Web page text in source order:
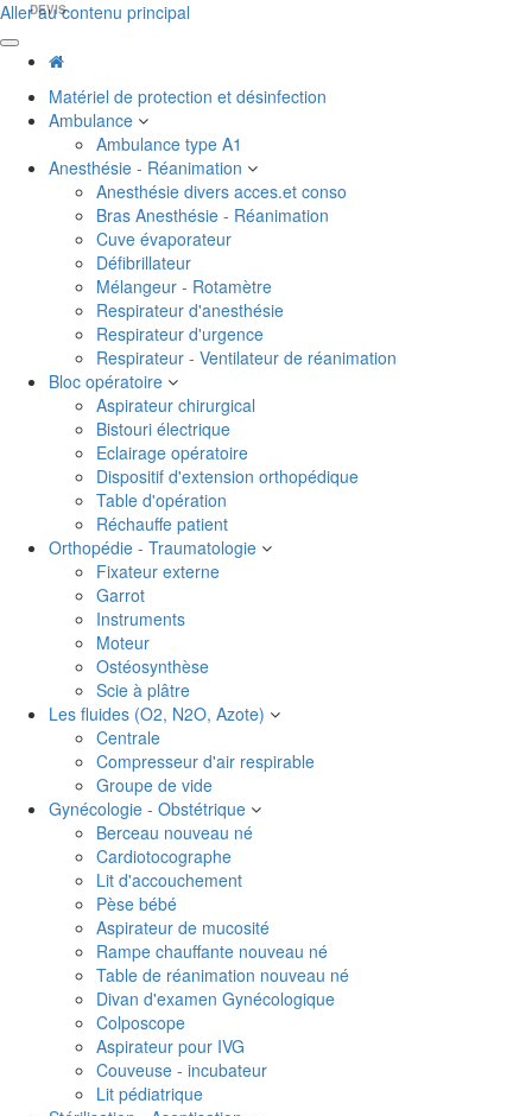
Aller au contenu principal
Matériel de protection et désinfection
Ambulance
Ambulance type A1
Anesthésie - Réanimation
Anesthésie divers acces.et conso
Bras Anesthésie - Réanimation
Cuve évaporateur
Défibrillateur
Mélangeur - Rotamètre
Respirateur d'anesthésie
Respirateur d'urgence
Respirateur - Ventilateur de réanimation
Bloc opératoire
Aspirateur chirurgical
Bistouri électrique
Eclairage opératoire
Dispositif d'extension orthopédique
Table d'opération
Réchauffe patient
Orthopédie - Traumatologie
Fixateur externe
Garrot
Instruments
Moteur
Ostéosynthèse
Scie à plâtre
Les fluides (O2, N2O, Azote)
Centrale
Compresseur d'air respirable
Groupe de vide
Gynécologie - Obstétrique
Berceau nouveau né
Cardiotocographe
Lit d'accouchement
Pèse bébé
Aspirateur de mucosité
Rampe chauffante nouveau né
Table de réanimation nouveau né
Divan d'examen Gynécologique
Colposcope
Aspirateur pour IVG
Couveuse - incubateur
Lit pédiatrique
DEVIS